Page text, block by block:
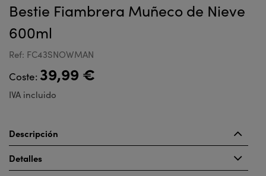
Bestie Fiambrera Muñeco de Nieve
600ml
Ref: FC43SNOWMAN
Coste: 39,99 €
IVA incluido
Descripción
Detalles